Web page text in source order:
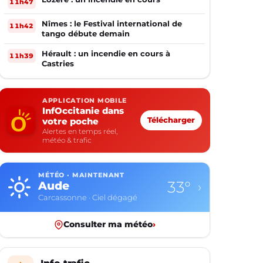
11h42
Nîmes : le Festival international de
tango débute demain
11h39
Hérault : un incendie en cours à
Castries
APPLICATION MOBILE
InfOccitanie dans
votre poche
Alertes en temps réel,
météo & trafic
Télécharger
MÉTÉO · MAINTENANT
Aude
Carcassonne · Ciel dégagé
33° ›
Consulter ma météo›